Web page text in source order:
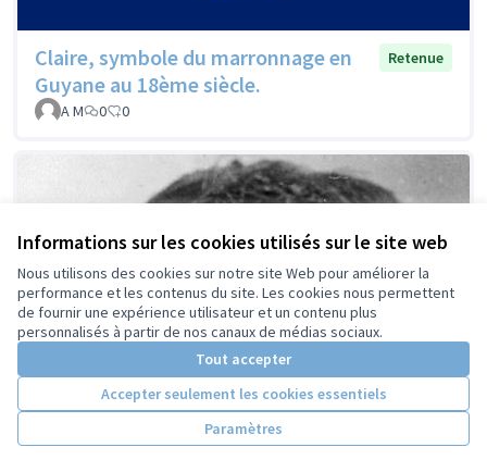
Informations sur les cookies utilisés sur le site web
Nous utilisons des cookies sur notre site Web pour améliorer la
performance et les contenus du site. Les cookies nous permettent
de fournir une expérience utilisateur et un contenu plus
personnalisés à partir de nos canaux de médias sociaux.
Tout accepter
Accepter seulement les cookies essentiels
Paramètres
Claire, symbole du marronnage en
Guyane au 18ème siècle.
Retenue
A M 0 0